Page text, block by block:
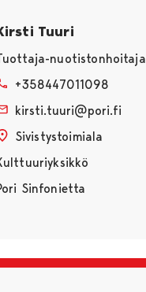
Tuuri
nuotistonhoitaja
+358447011098
kirsti.tuuri@pori.fi
Sivistystoimiala
Sinfonietta